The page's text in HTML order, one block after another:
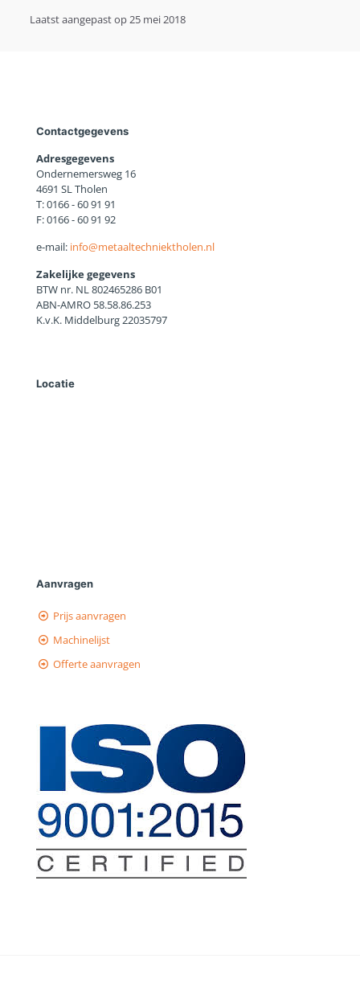
Laatst aangepast op 25 mei 2018
Contactgegevens
Adresgegevens
Ondernemersweg 16
4691 SL Tholen
T: 0166 - 60 91 91
F: 0166 - 60 91 92
e-mail: info@metaaltechniektholen.nl
Zakelijke gegevens
BTW nr. NL 802465286 B01
ABN-AMRO 58.58.86.253
K.v.K. Middelburg 22035797
Locatie
Aanvragen
Prijs aanvragen
Machinelijst
Offerte aanvragen